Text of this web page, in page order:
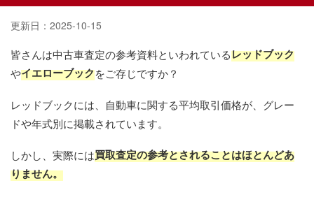
更新日： 2025-10-15
皆さんは中古車査定の参考資料といわれているレッドブック
やイエローブックをご存じですか？
レッドブックには、自動車に関する平均取引価格が、グレー
ドや年式別に掲載されています。
しかし、実際には買取査定の参考とされることはほとんどあ
りません。